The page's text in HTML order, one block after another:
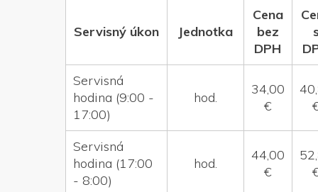
Servisný úkon Jednotka
Cena
bez
DPH
Servisná
hodina (9:00 -
17:00)
hod.
34,00
€
Servisná
hodina (17:00
- 8:00)
hod.
44,00
€